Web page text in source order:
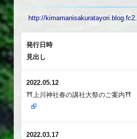
http://
発行日時
見出し
2022.05.12
⛩️上川神社春の講社大祭のご案内⛩️⁡
2022.03.17